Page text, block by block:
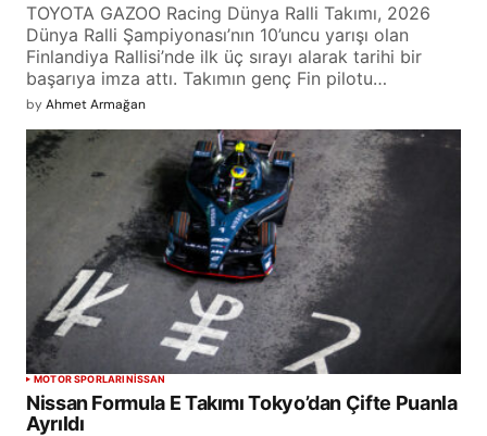
TOYOTA GAZOO Racing Dünya Ralli Takımı, 2026
Dünya Ralli Şampiyonası’nın 10’uncu yarışı olan
Finlandiya Rallisi’nde ilk üç sırayı alarak tarihi bir
başarıya imza attı. Takımın genç Fin pilotu…
byAhmet Armağan
MOTOR SPORLARINISSAN
Nissan Formula E Takımı Tokyo’dan Çifte Puanla
Ayrıldı